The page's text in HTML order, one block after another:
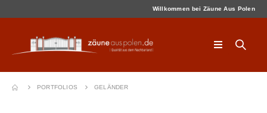
Willkommen bei Zäune Aus Polen
PORTFOLIOS GELÄNDER